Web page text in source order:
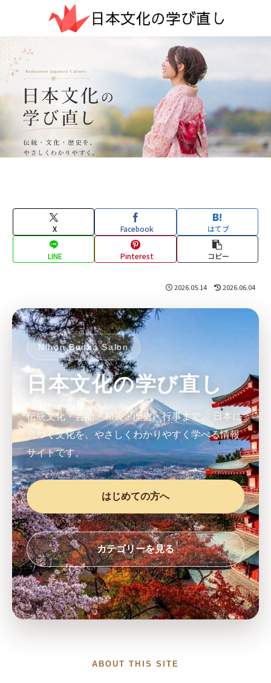
X Facebook はてブ
LINE Pinterest コピー
2026.05.14 2026.06.04
Nihon Bunka Salon
日本文化の学び直し
伝統文化・芸能・和装・歴史・行事まで。
日本に
息づく文化を、やさしくわかりやすく学べる情報
サイトです。
はじめての方へ
カテゴリーを見る
ABOUT THIS SITE